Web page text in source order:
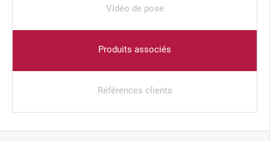
Vidéo de pose
Produits associés
Références clients